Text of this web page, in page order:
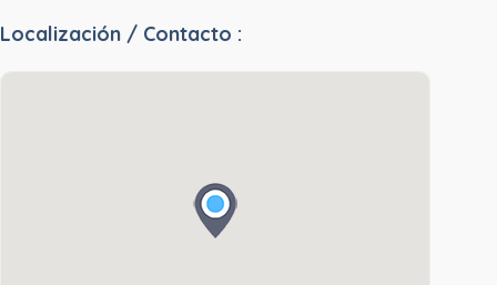
Localización / Contacto :